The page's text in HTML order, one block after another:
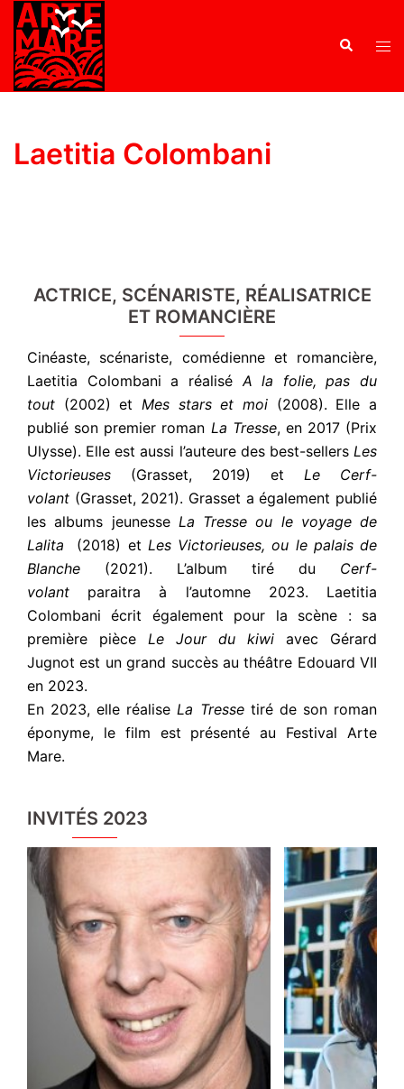
Laetitia Colombani
ACTRICE, SCÉNARISTE, RÉALISATRICE
ET ROMANCIÈRE
Cinéaste, scénariste, comédienne et romancière,
Laetitia Colombani a réaliséA la folie, pas du
tout (2002) et Mes stars et moi (2008). Elle a
publié son premier roman La Tresse, en 2017 (Prix
Ulysse). Elle est aussi l’auteure des best-sellers Les
Victorieuses (Grasset, 2019) et Le Cerf-
volant (Grasset, 2021). Grasset a également publié
les albums jeunesse La Tresse ou le voyage de
Lalita (2018) et Les Victorieuses, ou le palais de
Blanche (2021). L’album tiré du Cerf-
volant paraitra à l’automne 2023. Laetitia
Colombani écrit également pour la scène : sa
première pièce Le Jour du kiwi avec Gérard
Jugnot est un grand succès au théâtre Edouard VII
en 2023.
En 2023, elle réaliseLa Tressetiré de son roman
éponyme, le film est présenté au Festival Arte
Mare.
INVITÉS 2023